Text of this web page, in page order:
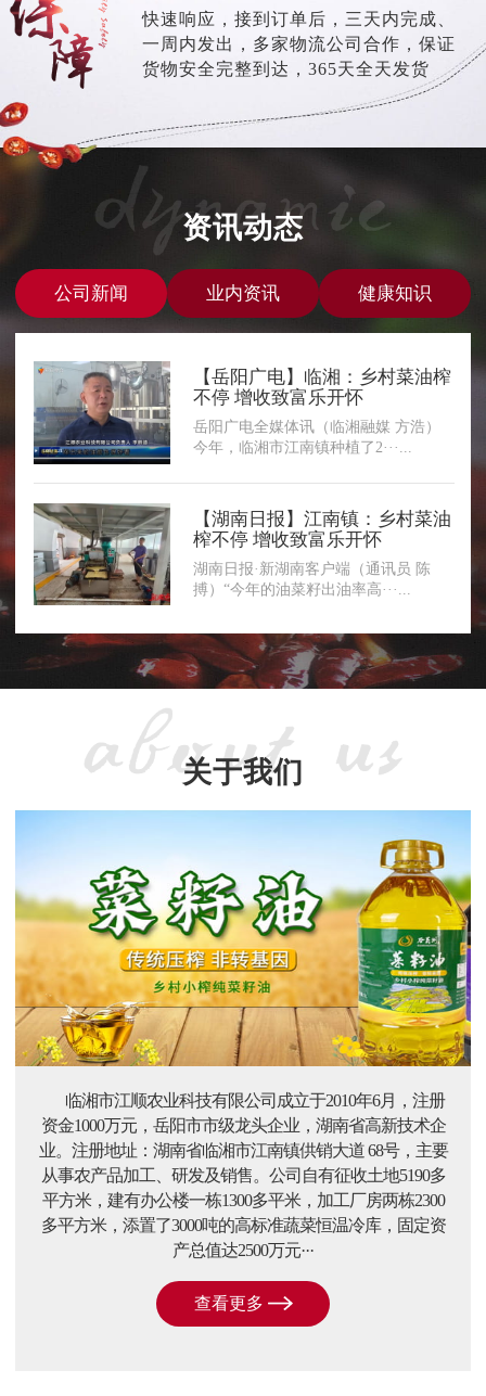
快速响应，接到订单后，三天内完成、
一周内发出，多家物流公司合作，保证
货物安全完整到达，365天全天发货
资讯动态
公司新闻 业内资讯 健康知识
【岳阳广电】临湘：乡村菜油榨
不停 增收致富乐开怀
岳阳广电全媒体讯（临湘融媒 方浩）
今年，临湘市江南镇种植了2···...
【湖南日报】江南镇：乡村菜油
榨不停 增收致富乐开怀
湖南日报·新湖南客户端（通讯员 陈
搏）“今年的油菜籽出油率高···...
关于我们
临湘市江顺农业科技有限公司成立于2010年6月，注册
资金1000万元，岳阳市市级龙头企业，湖南省高新技术企
业。注册地址：湖南省临湘市江南镇供销大道 68号，主要
从事农产品加工、研发及销售。公司自有征收土地5190多
平方米，建有办公楼一栋1300多平米，加工厂房两栋2300
多平方米，添置了3000吨的高标准蔬菜恒温冷库，固定资
产总值达2500万元···
查看更多